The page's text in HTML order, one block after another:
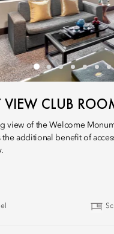
CLUB
view of the Welcome
additional benefit of